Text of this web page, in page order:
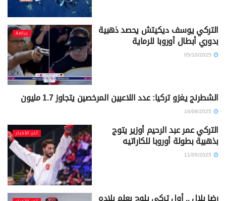
رياضة التركي يوسف ديكيتش يحصد ذهبية
بدوري أبطال أوروبا للرماية
رياضة الشطرنج يغزو تركيا: عدد اللاعبين المرخصين يتجاوز 1.7 مليون
آخر الأخبار التركي عمر عبد الرحيم أوزير يتوج
بذهبية بطولة أوروبا للكاراتيه